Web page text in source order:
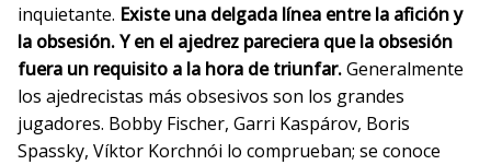
inquietante. Existe una delgada línea entre la afición y
la obsesión. Y en el ajedrez pareciera que la obsesión
fuera un requisito a la hora de triunfar.Generalmente
los ajedrecistas más obsesivos son los grandes
jugadores. Bobby Fischer, Garri Kaspárov, Boris
Spassky, Víktor Korchnói lo comprueban; se conoce